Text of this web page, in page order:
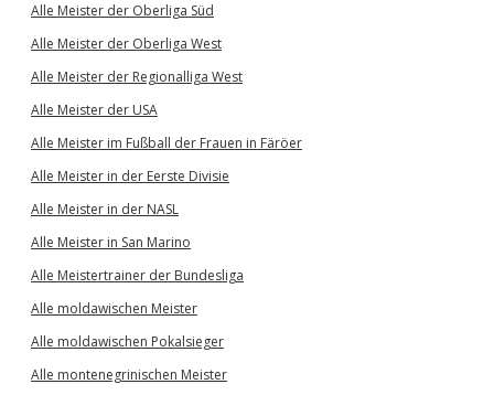
Alle Meister der Oberliga Süd
Alle Meister der Oberliga West
Alle Meister der Regionalliga West
Alle Meister der USA
Alle Meister im Fußball der Frauen in Färöer
Alle Meister in der Eerste Divisie
Alle Meister in der NASL
Alle Meister in San Marino
Alle Meistertrainer der Bundesliga
Alle moldawischen Meister
Alle moldawischen Pokalsieger
Alle montenegrinischen Meister